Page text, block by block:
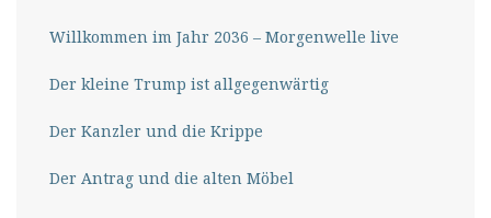
Willkommen im Jahr 2036 – Morgenwelle live
Der kleine Trump ist allgegenwärtig
Der Kanzler und die Krippe
Der Antrag und die alten Möbel